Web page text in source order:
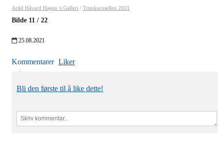
Arild Håvard Hagen 's Galleri / Trimkarusellen 2021
Bilde 11 / 22
25.08.2021
Kommentarer Liker
Bli den første til å like dette!